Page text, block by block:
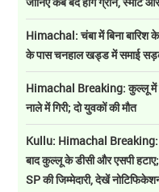
Himachal: चंबा में बिना बारिश के
के पास चनहाल खड्ड में समाई
Himachal Breaking: कुल्लू में
नाले में गिरी; दो युवकों की मौत
Kullu: Himachal Breaking:
बाद कुल्लू के डीसी और एसपी
SP की जिम्मेदारी, देखें